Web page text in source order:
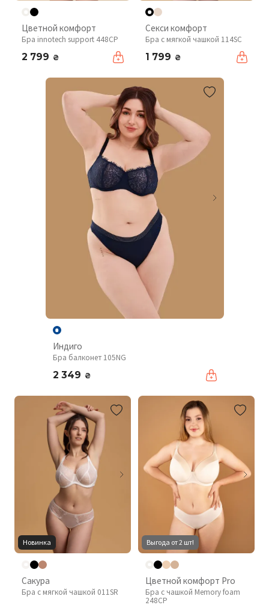
Цветной комфорт
Бра innotech support 448CP
2 799 ₴
Секси комфорт
Бра с мягкой чашкой 114SC
1 799 ₴
Индиго
Бра балконет 105NG
2 349 ₴
Новинка
Сакура
Бра с мягкой чашкой 011SR
Выгода от 2 шт!
Цветной комфорт Pro
Бра с чашкой Memory foam
248CP